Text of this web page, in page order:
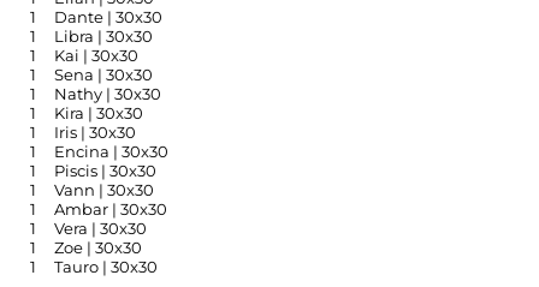
1
Dante | 30x30
1
Libra | 30x30
1
Kai | 30x30
1
Sena | 30x30
1
Nathy | 30x30
1
Kira | 30x30
1
Iris | 30x30
1
Encina | 30x30
1
Piscis | 30x30
1
Vann | 30x30
1
Ambar | 30x30
1
Vera | 30x30
1
Zoe | 30x30
1
Tauro | 30x30